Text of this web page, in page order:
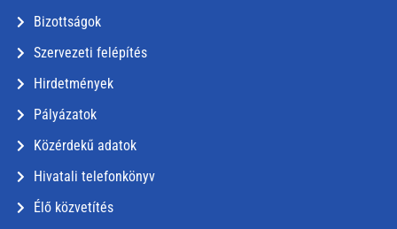
Bizottságok
Szervezeti felépítés
Hirdetmények
Pályázatok
Közérdekű adatok
Hivatali telefonkönyv
Élő közvetítés